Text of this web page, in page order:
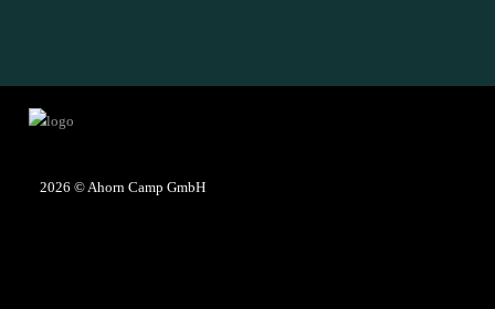
2026 © Ahorn Camp GmbH